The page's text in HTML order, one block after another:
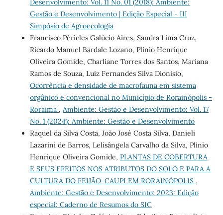
Desenvolvimento: Vol. 11 No. 01 (2018): Ambiente:
Gestão e Desenvolvimento | Edição Especial - III
Simpósio de Agroecologia
Francisco Péricles Galúcio Aires, Sandra Lima Cruz,
Ricardo Manuel Bardale Lozano, Plinio Henrique
Oliveira Gomide, Charliane Torres dos Santos, Mariana
Ramos de Souza, Luiz Fernandes Silva Dionisio,
Ocorrência e densidade de macrofauna em sistema
orgânico e convencional no Município de Rorainópolis -
Roraima , Ambiente: Gestão e Desenvolvimento: Vol. 17
No. 1 (2024): Ambiente: Gestão e Desenvolvimento
Raquel da Silva Costa, João José Costa Silva, Danieli
Lazarini de Barros, Lelisângela Carvalho da Silva, Plínio
Henrique Oliveira Gomide, PLANTAS DE COBERTURA
E SEUS EFEITOS NOS ATRIBUTOS DO SOLO E PARA A
CULTURA DO FEIJÃO-CAUPI EM RORAINÓPOLIS ,
Ambiente: Gestão e Desenvolvimento: 2023: Edição
especial: Caderno de Resumos do SIC